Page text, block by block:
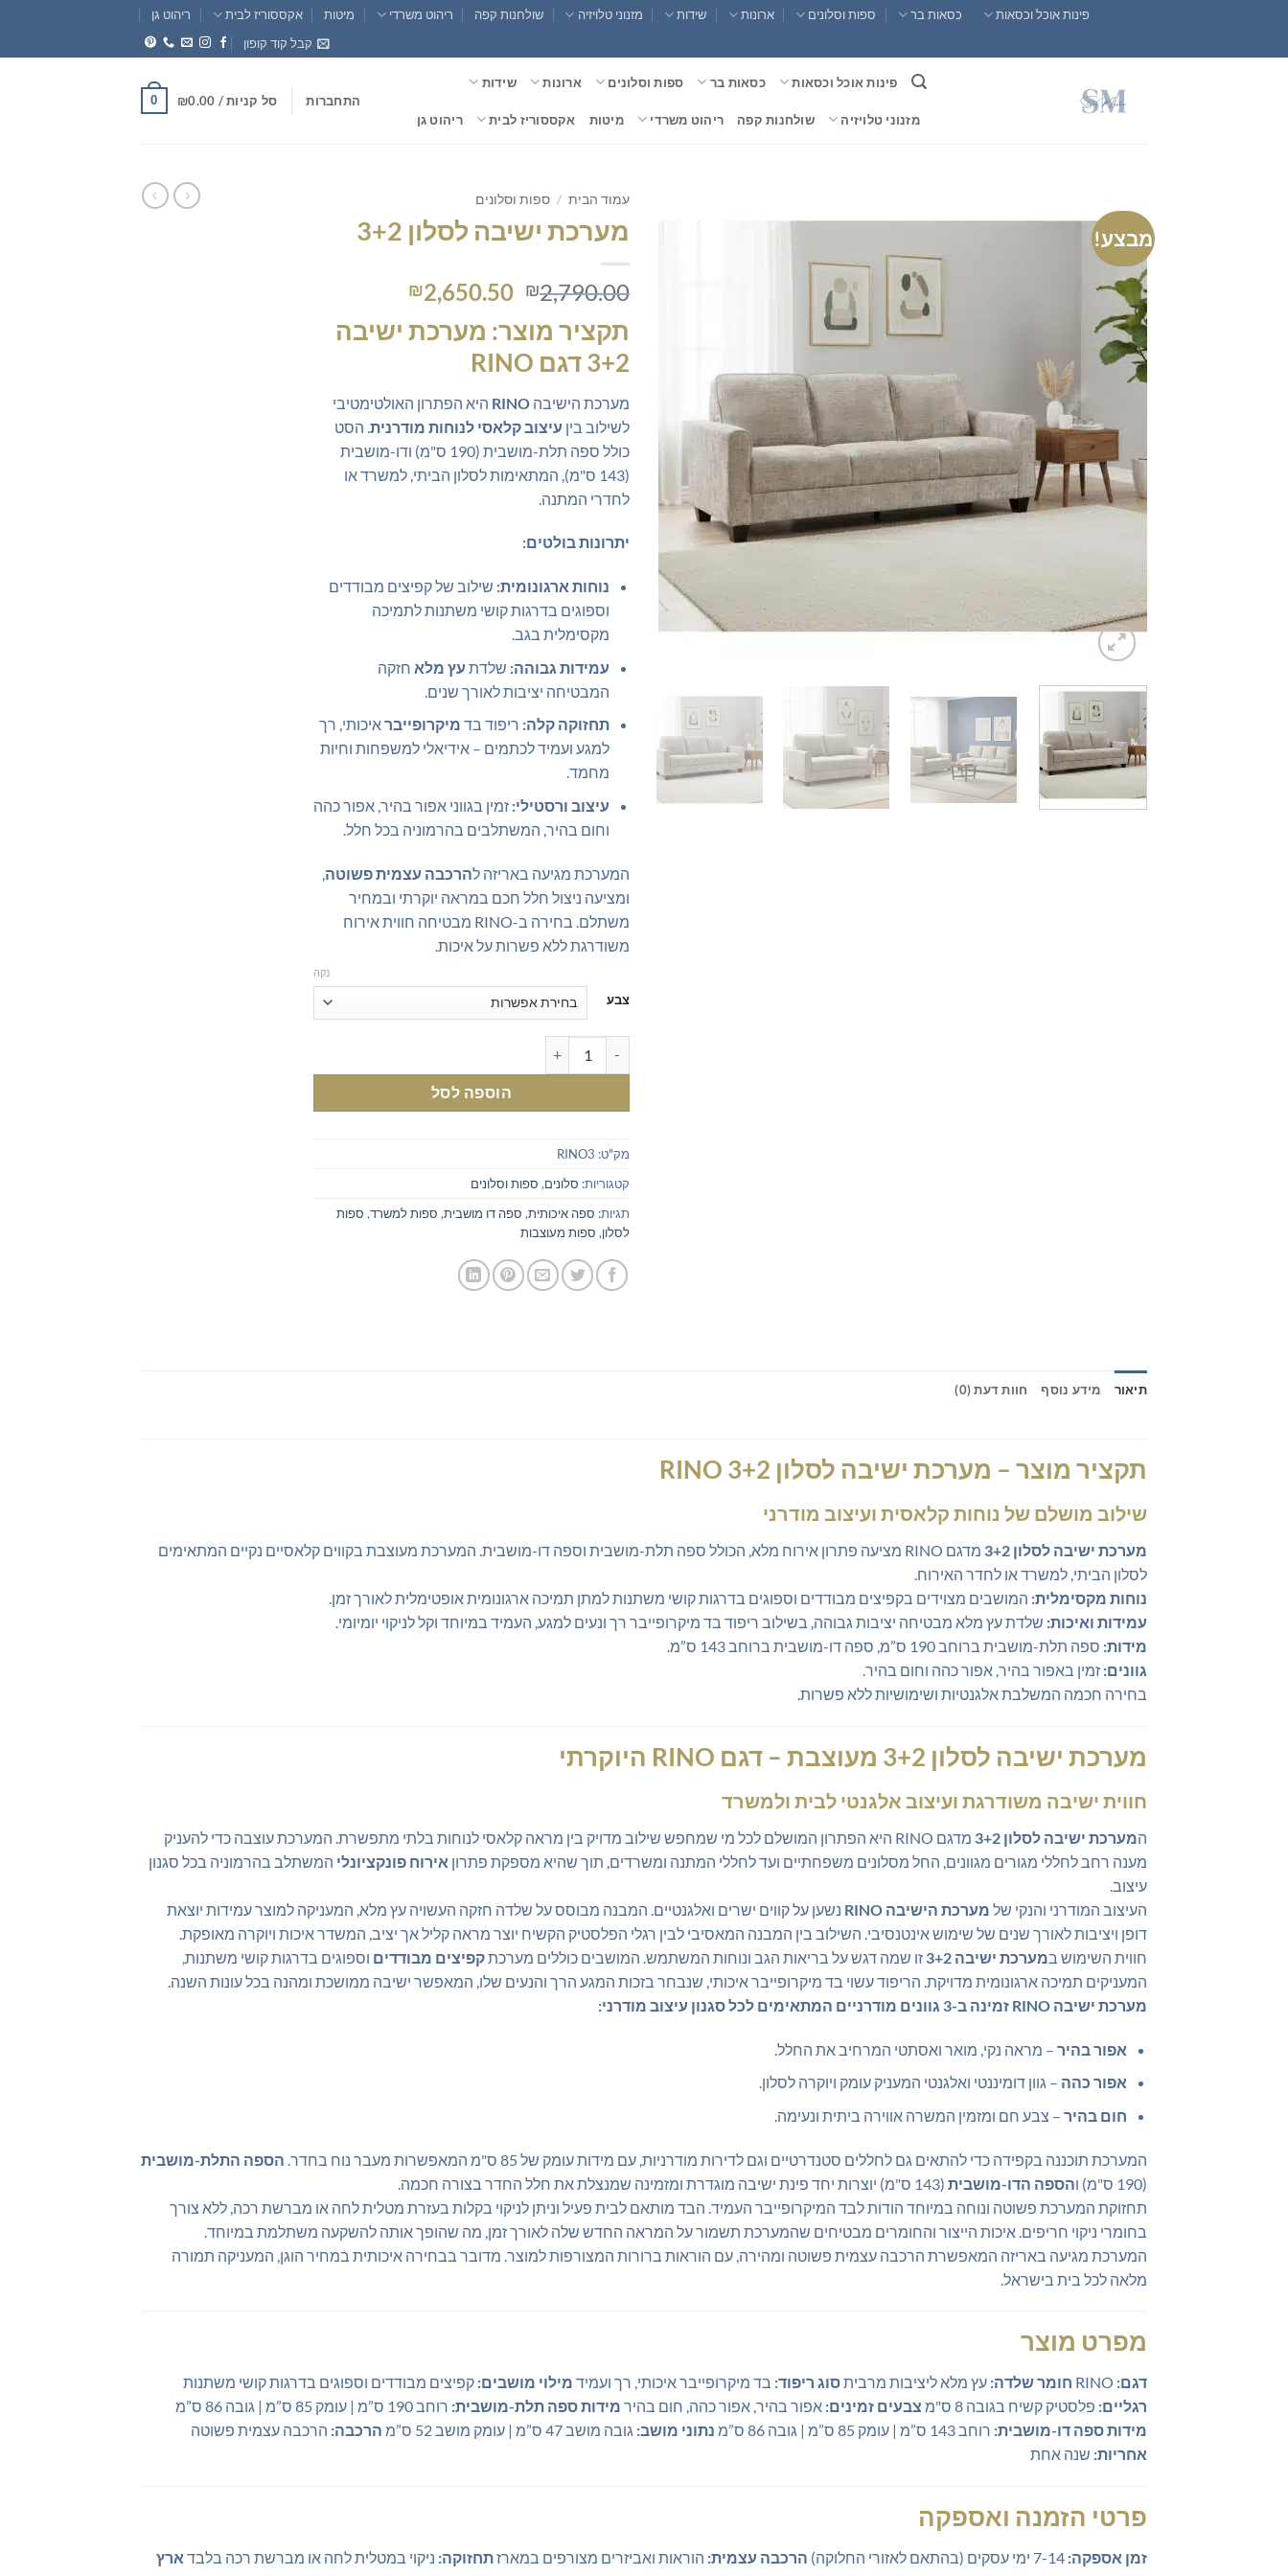
content
פינות אוכל וכסאות כסאות בר ספות וסלונים ארונות שידות מזנוני טלויזיה שולחנות קפה ריהוט משרדי מיטות אקססוריז לבית
ריהוט גן
קבל קוד קופון
פינות אוכל וכסאות כסאות בר ספות וסלונים ארונות שידות
מזנוני טלויזיה שולחנות קפה ריהוט משרדי מיטות אקססוריז לבית ריהוט גן
התחברות סל קניות / ₪0.00
0
מבצע!
עמוד הבית / ספות וסלונים
מערכת ישיבה לסלון 3+2
₪2,790.00
המחיר
היה:
₪2,790.00.
₪2,650.50
הוא:
תקציר מוצר: מערכת ישיבה
3+2 דגם RINO
מערכת הישיבה RINO היא הפתרון האולטימטיבי
לשילוב בין עיצוב קלאסי לנוחות מודרנית . הסט
כולל ספה תלת-מושבית (190 ס"מ) ודו-מושבית
(143 ס"מ), המתאימות לסלון הביתי, למשרד או
לחדרי המתנה.
יתרונות בולטים:
נוחות ארגונומית: שילוב של קפיצים מבודדים
וספוגים בדרגות קושי משתנות לתמיכה
מקסימלית בגב.
עמידות גבוהה: שלדת עץ מלא חזקה
המבטיחה יציבות לאורך שנים.
תחזוקה קלה: ריפוד בד מיקרופייבראיכותי, רך
למגע ועמיד לכתמים – אידיאלי למשפחות וחיות
מחמד.
עיצוב ורסטילי: זמין בגווני אפור בהיר, אפור כהה
וחום בהיר, המשתלבים בהרמוניה בכל חלל.
המערכת מגיעה באריזה להרכבה עצמית פשוטה
ומציעה ניצול חלל חכם במראה יוקרתי ובמחיר
משתלם. בחירה ב-RINO מבטיחה חווית אירוח
משודרגת ללא פשרות על איכות.
צבע
נקה
הוספה לסל
מק"ט: RINO3
קטגוריות: סלונים, ספות וסלונים
תגיות: ספה איכותית, ספה דו מושבית, ספות למשרד, ספות
לסלון, ספות מעוצבות
תיאור מידע נוסף חוות דעת (0)
תקציר מוצר – מערכת ישיבה לסלון 3+2 RINO
שילוב מושלם של נוחות קלאסית ועיצוב מודרני
מערכת ישיבה לסלון 3+2
מדגם RINO מציעה פתרון אירוח מלא, הכולל ספה תלת-מושבית וספה דו-מושבית. המערכת מעוצבת בקווים קלאסיים נקיים המתאימים
לסלון הביתי, למשרד או לחדר האירוח.
נוחות מקסימלית: המושבים מצוידים בקפיצים מבודדים וספוגים בדרגות קושי משתנות למתן תמיכה ארגונומית אופטימלית לאורך זמן.
עמידות ואיכות: שלדת עץ מלא מבטיחה יציבות גבוהה, בשילוב ריפוד בד מיקרופייבר רך ונעים למגע, העמיד במיוחד וקל לניקוי יומיומי.
מידות: ספה תלת-מושבית ברוחב 190 ס”מ, ספה דו-מושבית ברוחב 143 ס”מ.
גוונים: זמין באפור בהיר, אפור כהה וחום בהיר.
בחירה חכמה המשלבת אלגנטיות ושימושיות ללא פשרות.
מערכת ישיבה לסלון 3+2 מעוצבת – דגם RINO היוקרתי
חווית ישיבה משודרגת ועיצוב אלגנטי לבית ולמשרד
המערכת ישיבה לסלון 3+2
מדגם RINO היא הפתרון המושלם לכל מי שמחפש שילוב מדויק בין מראה קלאסי לנוחות בלתי מתפשרת. המערכת עוצבה כדי להעניק
מענה רחב לחללי מגורים מגוונים, החל מסלונים משפחתיים ועד לחללי המתנה ומשרדים, תוך שהיא מספקת פתרון אירוח פונקציונלי המשתלב בהרמוניה בכל סגנון
עיצוב.
העיצוב המודרני והנקי של מערכת הישיבה RINO
נשען על קווים ישרים ואלגנטיים. המבנה מבוסס על שלדה חזקה העשויה עץ מלא, המעניקה למוצר עמידות יוצאת
דופן ויציבות לאורך שנים של שימוש אינטנסיבי. השילוב בין המבנה המאסיבי לבין רגלי הפלסטיק הקשיח יוצר מראה קליל אך יציב, המשדר איכות ויוקרה מאופקת.
חווית השימוש במערכת ישיבה 3+2 זו שמה דגש על בריאות הגב ונוחות המשתמש. המושבים כוללים מערכתקפיצים מבודדים וספוגים בדרגות קושי משתנות,
המעניקים תמיכה ארגונומית מדויקת. הריפוד עשוי בד מיקרופייבר איכותי, שנבחר בזכות המגע הרך והנעים שלו, המאפשר ישיבה ממושכת ומהנה בכל עונות השנה.
מערכת ישיבה RINO זמינה ב-3 גוונים מודרניים המתאימים לכל סגנון עיצוב מודרני:
אפור בהיר– מראה נקי, מואר ואסתטי המרחיב את החלל.
אפור כהה – גוון דומיננטי ואלגנטי המעניק עומק ויוקרה לסלון.
חום בהיר– צבע חם ומזמין המשרה אווירה ביתית ונעימה.
המערכת תוכננה בקפידה כדי להתאים גם לחללים סטנדרטיים וגם לדירות מודרניות, עם מידות עומק של 85 ס"מ המאפשרות מעבר נוח בחדר.
הספה התלת-מושבית
(190 ס"מ) ו
הספה הדו-מושבית (143 ס"מ) יוצרות יחד פינת ישיבה מוגדרת ומזמינה שמנצלת את חלל החדר בצורה חכמה.
תחזוקת המערכת פשוטה ונוחה במיוחד הודות לבד המיקרופייבר העמיד. הבד מותאם לבית פעיל וניתן לניקוי בקלות בעזרת מטלית לחה או מברשת רכה, ללא צורך
בחומרי ניקוי חריפים. איכות הייצור והחומרים מבטיחים שהמערכת תשמור על המראה החדש שלה לאורך זמן, מה שהופך אותה להשקעה משתלמת במיוחד.
המערכת מגיעה באריזה המאפשרת הרכבה עצמית פשוטה ומהירה, עם הוראות ברורות המצורפות למוצר. מדובר בבחירה איכותית במחיר הוגן, המעניקה תמורה
מלאה לכל בית בישראל.
מפרט מוצר
דגם: חומר שלדה: עץ מלא ליציבות מרביתסוג ריפוד: בד מיקרופייבר איכותי, רך ועמיד מילוי מושבים: קפיצים מבודדים וספוגים בדרגות קושי משתנות
רגליים: פלסטיק קשיח בגובה 8 ס"מ צבעים זמינים: אפור בהיר, אפור כהה, חום בהיר מידות ספה תלת-מושבית: רוחב 190 ס”מ | עומק 85 ס”מ | גובה 86 ס”מ
מידות ספה דו-מושבית: רוחב 143 ס”מ | עומק 85 ס”מ | גובה 86 ס”מ נתוני מושב: גובה מושב 47 ס”מ | עומק מושב 52 ס”מ הרכבה: הרכבה עצמית פשוטה
אחריות: שנה אחת
פרטי הזמנה ואספקה
זמן אספקה: הרכבה עצמית: הוראות ואביזרים מצורפים במארזתחזוקה: ניקוי במטלית לחה או מברשת רכה בלבד ארץ